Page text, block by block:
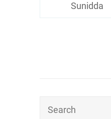
Sunidda